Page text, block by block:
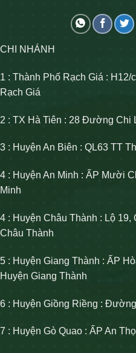
CHI NHÁNH
1 : Thành Phố Rạch Giá :
Rạch Giá
2 : TX Hà Tiên : 28 Đường Chi
3 : Huyện An Biên : QL63 TT
4 : Huyện An Minh : ẤP Mười
Minh
4 : Huyện Châu Thành : Lộ
Châu Thành
5 : Huyện Giang Thành : ẤP
Huyện Giang Thành
6 : Huyện Giồng Riềng :
7 : Huyện Gò Quao : ẤP An